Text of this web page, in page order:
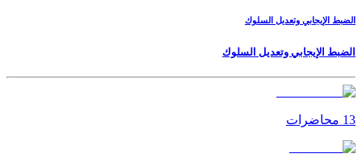
الضبط الإيجابي وتعديل السلوك
الضبط الإيجابي وتعديل السلوك
13 محاضرات